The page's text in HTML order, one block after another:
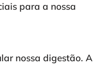
para a nossa
nossa digestão. A